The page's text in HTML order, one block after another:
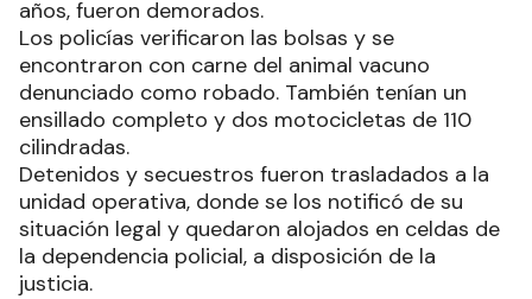
años, fueron demorados.
Los policías verificaron las bolsas y se
encontraron con carne del animal vacuno
denunciado como robado. También tenían un
ensillado completo y dos motocicletas de 110
cilindradas.
Detenidos y secuestros fueron trasladados a la
unidad operativa, donde se los notificó de su
situación legal y quedaron alojados en celdas de
la dependencia policial, a disposición de la
justicia.